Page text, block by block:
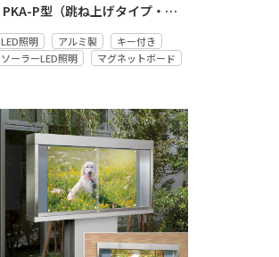
PKA-P型（跳ね上げタイプ・和風連結／自立）
LED照明 アルミ製
キー付き
ソーラーLED照明
マグネットボード